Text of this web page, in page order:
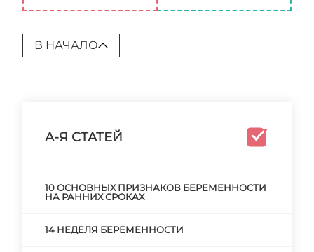
В НАЧАЛО
А-Я СТАТЕЙ
10 ОСНОВНЫХ ПРИЗНАКОВ БЕРЕМЕННОСТИ
НА РАННИХ СРОКАХ
14 НЕДЕЛЯ БЕРЕМЕННОСТИ